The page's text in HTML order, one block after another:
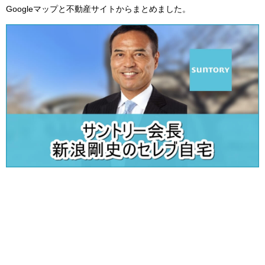
Googleマップと不動産サイトからまとめました。